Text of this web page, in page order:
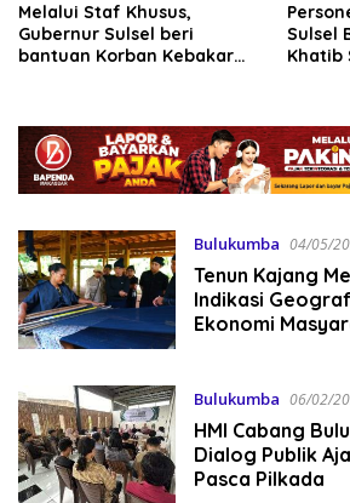
Melalui Staf Khusus,
Gubernur Sulsel beri
bantuan Korban Kebakaran
Sulsel
Khatib
Bulukumba 04/05/
Tenun Kajang
Indikasi
Ekonomi
Bulukumba 06/02/
HMI Cabang
Dialog Publik
Pasca Pilkada